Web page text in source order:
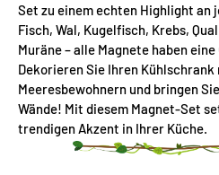
Set zu einem echten Highlight an
Fisch, Wal, Kugelfisch, Krebs,
Muräne – alle Magnete haben eine
Dekorieren Sie Ihren
Meeresbewohnern und bringen
Wände! Mit diesem Magnet-Set
trendigen Akzent in Ihrer Küche.